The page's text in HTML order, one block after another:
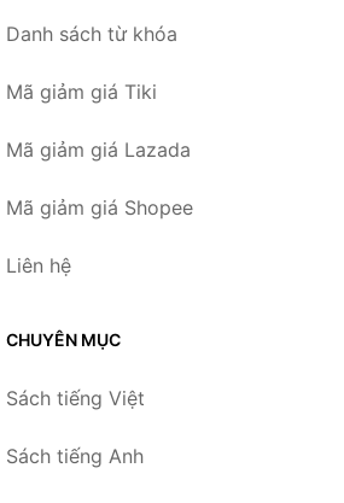
Danh sách từ khóa
Mã giảm giá Tiki
Mã giảm giá Lazada
Mã giảm giá Shopee
Liên hệ
CHUYÊN MỤC
Sách tiếng Việt
Sách tiếng Anh